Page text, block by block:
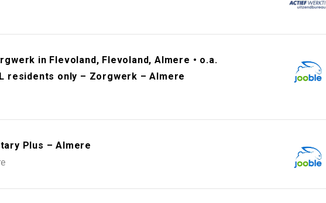
in Flevoland, Flevoland, Almere • o.a.
residents only – Zorgwerk – Almere
Plus – Almere